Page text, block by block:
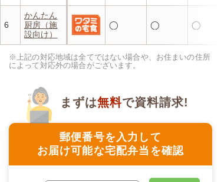
6
かんたん
厨房（施
設向け）
◯ ◯ ◯
※上記の対応地域は全てではない場合や、お住まいの住所
によって対応外の場合がございます。
郵便番号を入力して
お届け可能な宅配弁当を確認
まずは無料で資料請求!